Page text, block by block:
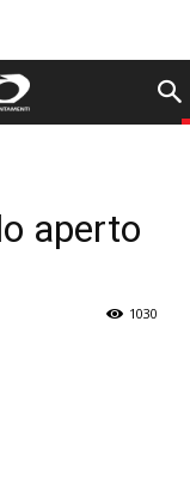
aperto
1030